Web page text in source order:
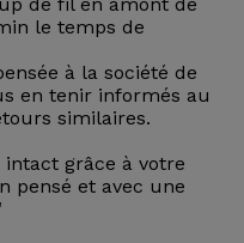
le temps de
à la société de
en tenir informés au
similaires.
grâce à votre
pensé et avec une